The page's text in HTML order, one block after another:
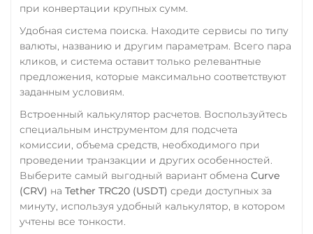
THETA
Tornado Cash (TORN)
Tron (TRX)
TrueUSD (TUSD)
TRC20
TRUMP
Trust Wallet Token (TWT)
BEP20
Uniswap (UNI)
при конвертации крупных сумм.
Удобная система поиска. Находите сервисы по типу
валюты, названию и другим параметрам. Всего пара
кликов, и система оставит только релевантные
предложения, которые максимально соответствуют
заданным условиям.
Встроенный калькулятор расчетов. Воспользуйтесь
специальным инструментом для подсчета
комиссии, объема средств, необходимого при
проведении транзакции и других особенностей.
Выберите самый выгодный вариант обмена Curve
(CRV) на Tether TRC20 (USDT) среди доступных за
минуту, используя удобный калькулятор, в котором
учтены все тонкости.